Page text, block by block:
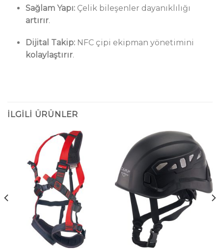
Sağlam Yapı:Çelik bileşenler dayanıklılığı
artırır.
Dijital Takip:NFC çipi ekipman yönetimini
kolaylaştırır.
İLGILI ÜRÜNLER